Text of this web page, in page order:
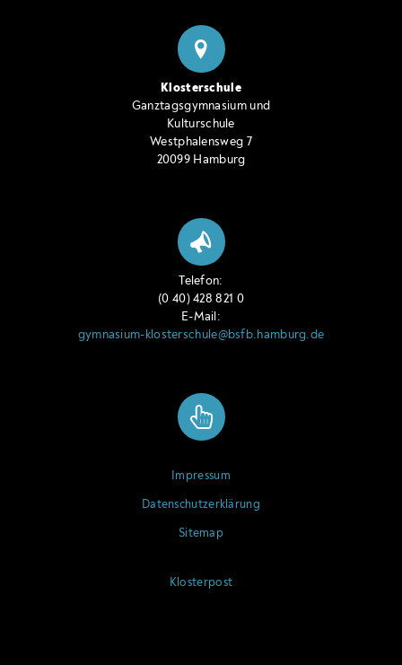
Klosterschule
Ganztagsgymnasium und
Kulturschule
Westphalensweg 7
20099 Hamburg
Telefon:
(0 40) 428 821 0
E-Mail:
gymnasium-klosterschule@bsfb.hamburg.de
Impressum
Datenschutzerklärung
Sitemap
Klosterpost